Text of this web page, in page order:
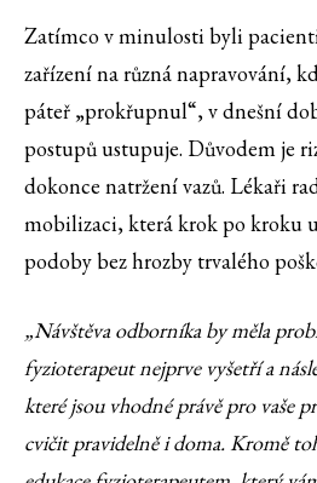
Zatímco v minulosti byli
zařízení na různá napravování,
páteř „prokřupnul“, v dnešní
postupů ustupuje. Důvodem je
dokonce natržení vazů. Lékaři
mobilizaci, která krok po kroku
podoby bez hrozby trvalého
„Návštěva odborníka by měla
fyzioterapeut nejprve vyšetří a
které jsou vhodné právě pro vaše
cvičit pravidelně i doma. Kromě